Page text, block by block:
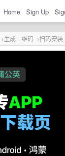
Home Sign Up
生成二维码→扫码安装